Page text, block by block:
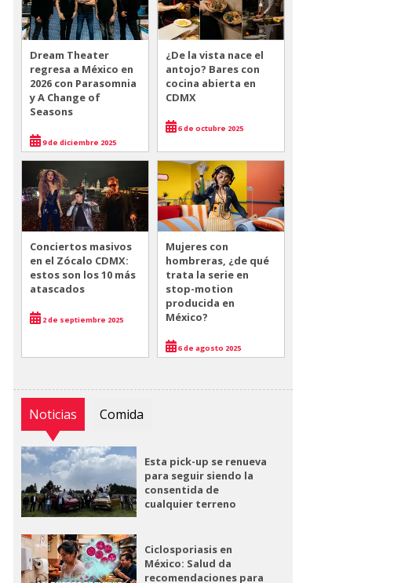
Dream Theater
regresa a México en
2026 con Parasomnia
y A Change of
Seasons
9 de diciembre 2025
¿De la vista nace el
antojo? Bares con
cocina abierta en
CDMX
6 de octubre 2025
Conciertos masivos
en el Zócalo CDMX:
estos son los 10 más
atascados
2 de septiembre 2025
Mujeres con
hombreras, ¿de qué
trata la serie en
stop-motion
producida en
México?
6 de agosto 2025
Noticias Comida
Esta pick-up se renueva
para seguir siendo la
consentida de
cualquier terreno
Ciclosporiasis en
México: Salud da
recomendaciones para